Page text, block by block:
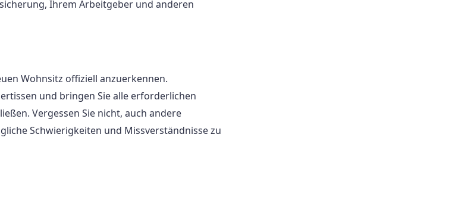
Ihrem Arbeitgeber und anderen
Wohnsitz offiziell anzuerkennen.
und bringen Sie alle erforderlichen
Vergessen Sie nicht, auch andere
Schwierigkeiten und Missverständnisse zu